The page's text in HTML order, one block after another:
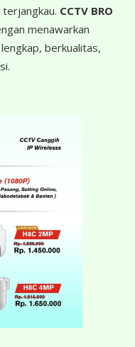
CCTV BRO
menawarkan
berkualitas,